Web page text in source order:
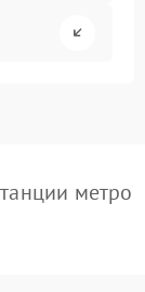
метро